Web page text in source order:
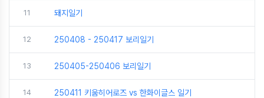
11 돼지일기
12 250408 - 250417 보리일기
13 250405-250406 보리일기
14 250411 키움히어로즈 vs 한화이글스 일기